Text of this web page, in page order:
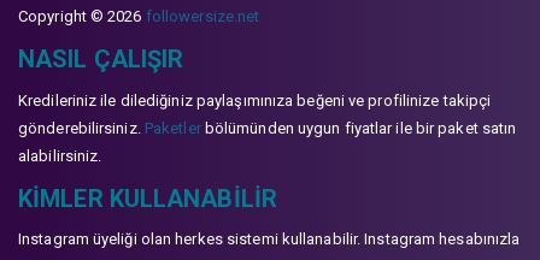
Copyright © 2026 followersize.net
NASIL ÇALIŞIR
Kredileriniz ile dilediğiniz paylaşımınıza beğeni ve profilinize takipçi
gönderebilirsiniz. Paketlerbölümünden uygun fiyatlar ile bir paket satın
alabilirsiniz.
KIMLER KULLANABILIR
Instagram üyeliği olan herkes sistemi kullanabilir. Instagram hesabınızla